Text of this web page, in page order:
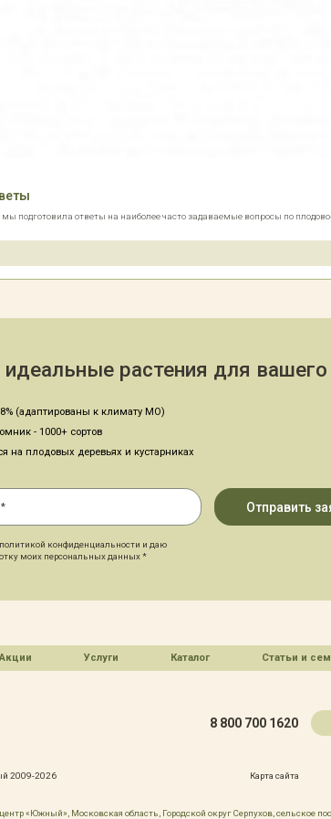
мы подготовила ответы на наиболее часто задаваемые вопросы по
растения для вашего
(адаптированы к климату МО)
- 1000+ сортов
на плодовых деревьях и кустарниках
конфиденциальности и даю
моих персональных данных *
Акции Услуги Каталог Статьи и
8 800 700 1620
2009-2026 Карта сайта
«Южный», Московская область, Городской округ Серпухов, сельское